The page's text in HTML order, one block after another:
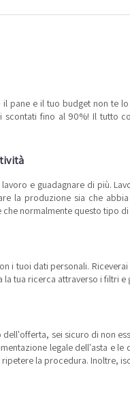
pane e il tuo budget non te
fino al 90%! Il tutto
e guadagnare di più.
la produzione sia che
normalmente questo tipo
i tuoi dati personali.
tua ricerca attraverso i filtri
sei sicuro di non
legale dell'asta e
la procedura. Inoltre,